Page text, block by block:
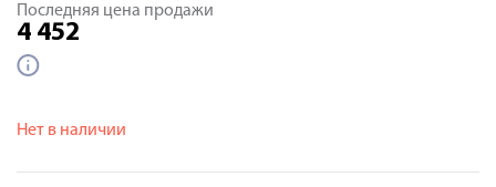
Последняя цена продажи
4 452
Нет в наличии